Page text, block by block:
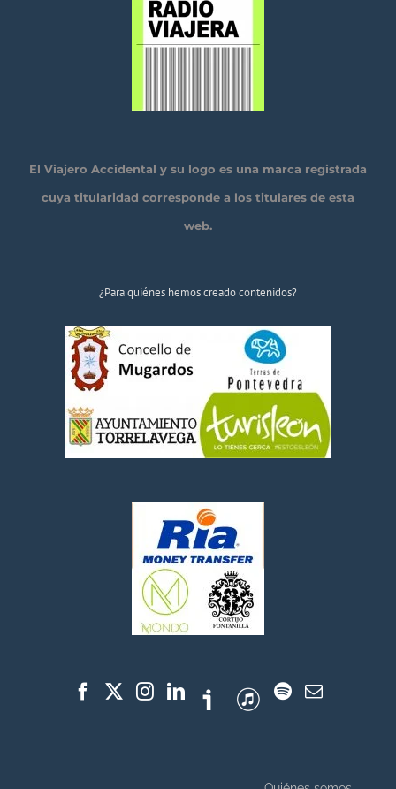
El Viajero Accidental y su logo es una marca registrada
cuya titularidad corresponde a los titulares de esta
web.
¿Para quiénes hemos creado contenidos?